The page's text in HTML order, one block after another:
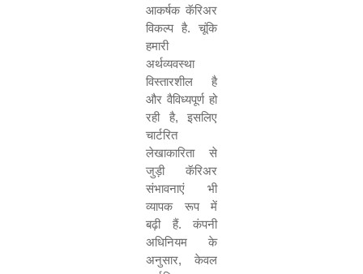
आकर्षक कॅरिअर
विकल्प है. चूंकि
हमारी
अर्थव्यवस्था
विस्तारशील है
और वैविध्यपूर्ण हो
रही है, इसलिए
चार्टरित
लेखाकारिता से
जुड़ी कॅरिअर
संभावनाएं भी
व्यापक रूप में
बढ़ी हैं. कंपनी
अधिनियम के
अनुसार, केवल